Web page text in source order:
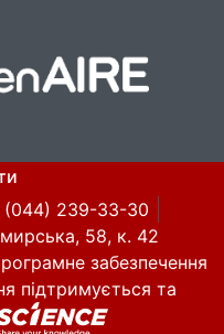
(044) 239-33-30
58, к. 42
забезпечення
підтримується та